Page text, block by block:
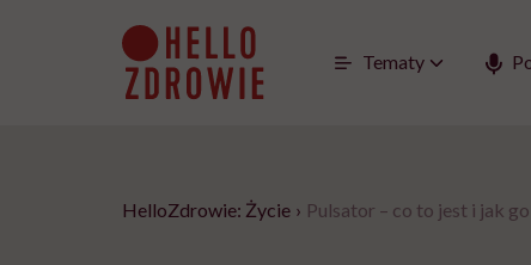
Tematy
HelloZdrowie: Życie › Pulsator – co to jest i jak